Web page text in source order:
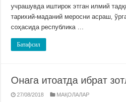
учрашувда иштирок этган илмий
тарихий-маданий меросни асраш,
соҳасида республика …
Батафсил
Онага итоатда ибрат
27/08/2018 МАҚОЛАЛАР